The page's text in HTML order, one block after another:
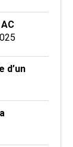
d’un